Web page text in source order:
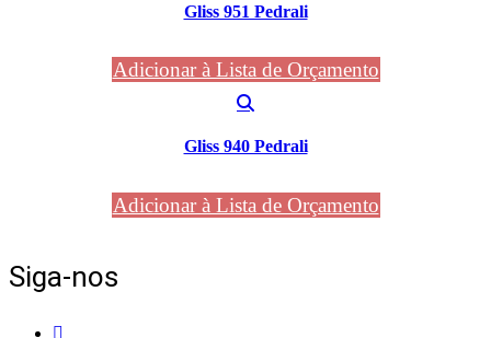
Gliss 951 Pedrali
Adicionar à Lista de Orçamento
Gliss 940 Pedrali
Adicionar à Lista de Orçamento
Siga-nos